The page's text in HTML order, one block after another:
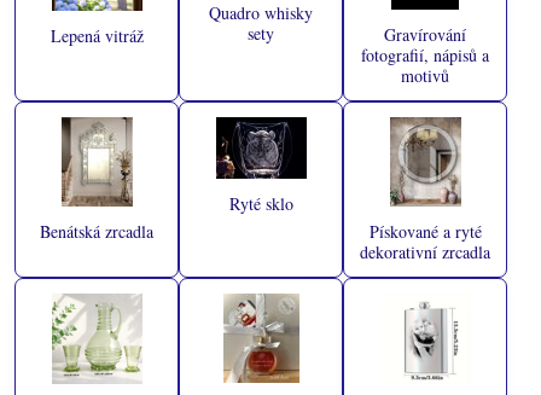
Lepená vitráž
Quadro whisky
sety
Gravírování
fotografií, nápisů a
motivů
Benátská zrcadla
Ryté sklo
Pískované a ryté
dekorativní zrcadla